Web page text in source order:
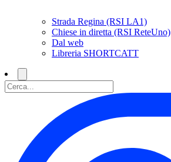
Strada Regina (RSI LA1)
Chiese in diretta (RSI ReteUno)
Dal web
Libreria SHORTCATT